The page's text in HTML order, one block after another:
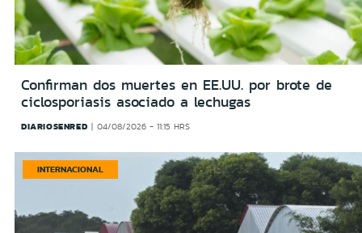
Confirman dos muertes en EE.UU. por brote de
ciclosporiasis asociado a lechugas
DIARIOSENRED 04/08/2026 - 11:15 HRS
INTERNACIONAL